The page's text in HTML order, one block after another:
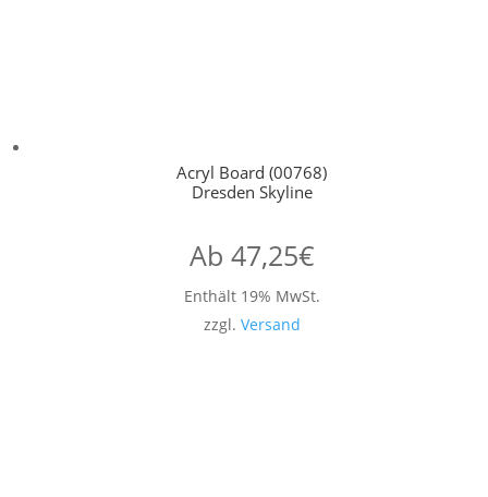
Acryl Board (00768)
Dresden Skyline
Ab 47,25€
Enthält 19% MwSt.
zzgl. Versand